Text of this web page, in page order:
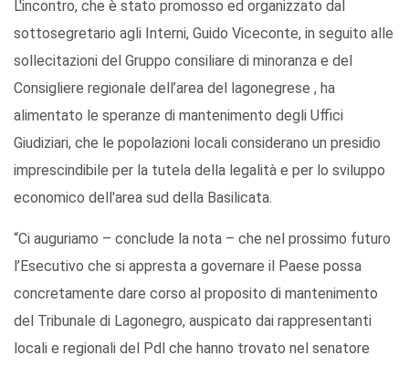
L'incontro, che è stato promosso ed organizzato dal
sottosegretario agli Interni, Guido Viceconte, in seguito alle
sollecitazioni del Gruppo consiliare di minoranza e del
Consigliere regionale dell’area del lagonegrese , ha
alimentato le speranze di mantenimento degli Uffici
Giudiziari, che le popolazioni locali considerano un presidio
imprescindibile per la tutela della legalità e per lo sviluppo
economico dell'area sud della Basilicata.
“Ci auguriamo – conclude la nota – che nel prossimo futuro
l’Esecutivo che si appresta a governare il Paese possa
concretamente dare corso al proposito di mantenimento
del Tribunale di Lagonegro, auspicato dai rappresentanti
locali e regionali del Pdl che hanno trovato nel senatore